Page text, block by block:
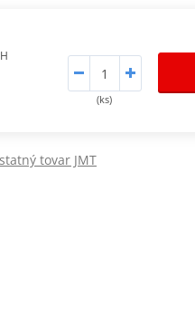
(ks)
tovar JMT